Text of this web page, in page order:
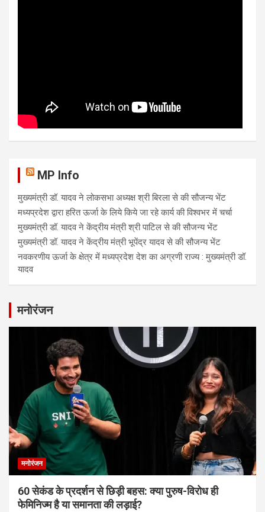
MP Info
मुख्यमंत्री डॉ. यादव ने लोकसभा अध्यक्ष श्री बिरला से की सौजन्य भेंट
मध्यप्रदेश द्वारा हरित ऊर्जा के लिये किये जा रहे कार्य की विश्वभर में चर्चा
मुख्यमंत्री डॉ. यादव ने केंद्रीय मंत्री श्री पाटिल से की सौजन्य भेंट
मुख्यमंत्री डॉ. यादव ने केंद्रीय मंत्री भूपेंद्र यादव से की सौजन्य भेंट
नवकरणीय ऊर्जा के क्षेत्र में मध्यप्रदेश देश का अग्रणी राज्य : मुख्यमंत्री डॉ.
यादव
मनोरंजन
मनोरंजन
60 सेकंड के प्रदर्शन से छिड़ी बहस: क्या पुरुष-विरोध ही
फेमिनिज्म है या समानता की लड़ाई?